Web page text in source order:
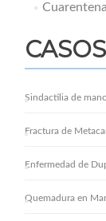
Sindactilia de
Fractura de
Enfermedad de
Quemadura en